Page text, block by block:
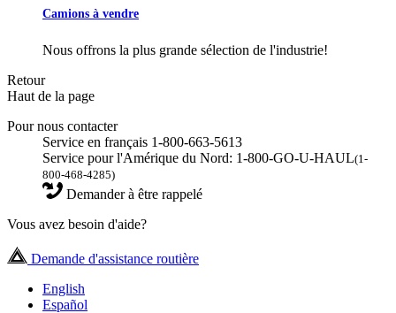
Camions à vendre
Nous offrons la plus grande sélection de l'industrie!
Retour
Haut de la page
Pour nous contacter
Service en français 1-800-663-5613
Service pour l'Amérique du Nord: 1-800-GO-U-HAUL(1-
800-468-4285)
Demander à être rappelé
Vous avez besoin d'aide?
Demande d'assistance routière
English
Español